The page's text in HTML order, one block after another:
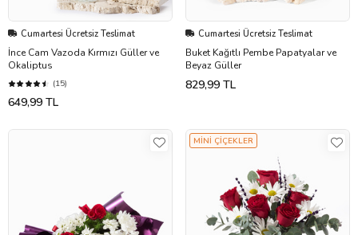
Cumartesi Ücretsiz Teslimat
İnce Cam Vazoda Kırmızı Güller ve
Okaliptus
(15)
649,99 TL
Cumartesi Ücretsiz Teslimat
Buket Kağıtlı Pembe Papatyalar ve
Beyaz Güller
829,99 TL
MİNİ ÇİÇEKLER